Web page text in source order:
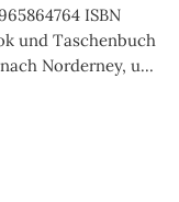
ISBN
und Taschenbuch
Norderney, u...